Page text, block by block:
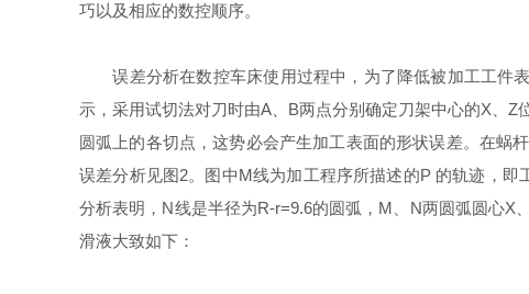
巧以及相应的数控顺序。
误差分析在数控车床使用过程中，为了降低被加工工件表
示，采用试切法对刀时由A、B两点分别确定刀架中心的X、
圆弧上的各切点，这势必会产生加工表面的形状误差。在蜗
误差分析见图2。图中M线为加工程序所描述的P 的轨迹，
分析表明，N线是半径为R-r=9.6的圆弧，M、N两圆弧圆心X
滑液大致如下：